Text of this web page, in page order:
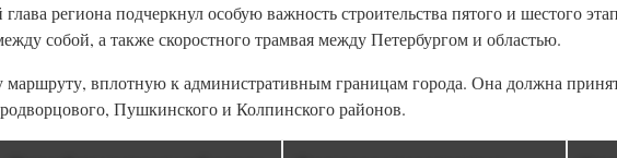
региона подчеркнул особую важность строительства пятого и шестого
собой, а также скоростного трамвая между Петербургом и областью.
вплотную к административным границам города. Она должна
Пушкинского и Колпинского районов.